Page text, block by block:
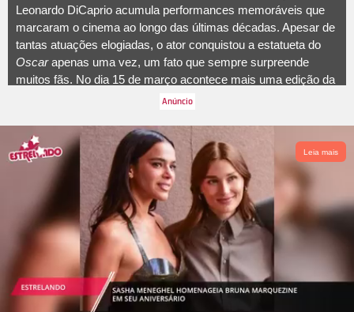
Leonardo DiCaprio acumula performances memoráveis que
marcaram o cinema ao longo das últimas décadas. Apesar de
tantas atuações elogiadas, o ator conquistou a estatueta do
Oscarapenas uma vez, um fato que sempre surpreende
muitos fãs. No dia 15 de março acontece mais uma edição da
premiação e o artista está concorrendo outra vez na categoria
Pensando que a premiação está logo aí, que tal relembrar
todas as vezes que o artista foi indicado? Basta seguir na
galeria!
Leia mais